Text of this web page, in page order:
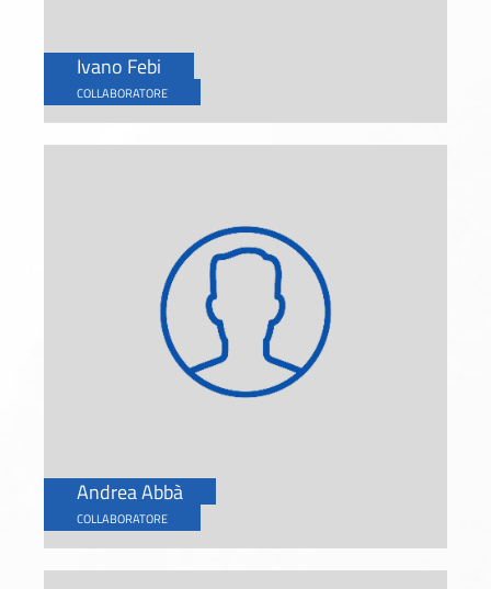
Ivano Febi
COLLABORATORE
Andrea Abbà
COLLABORATORE